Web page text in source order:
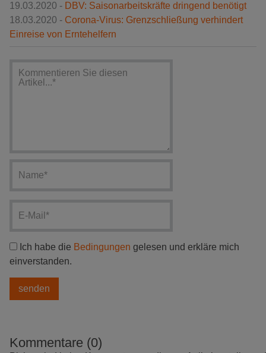
19.03.2020 - DBV: Saisonarbeitskräfte dringend benötigt
18.03.2020 - Corona-Virus: Grenzschließung verhindert
Einreise von Erntehelfern
Ich habe die Bedingungen gelesen und erkläre mich
einverstanden.
Kommentare (0)